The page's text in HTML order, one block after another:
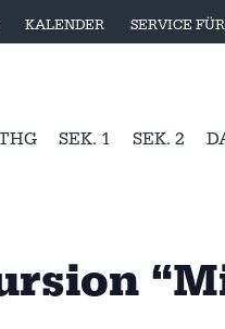
KALENDER SERVICE
SEK. 1 SEK. 2